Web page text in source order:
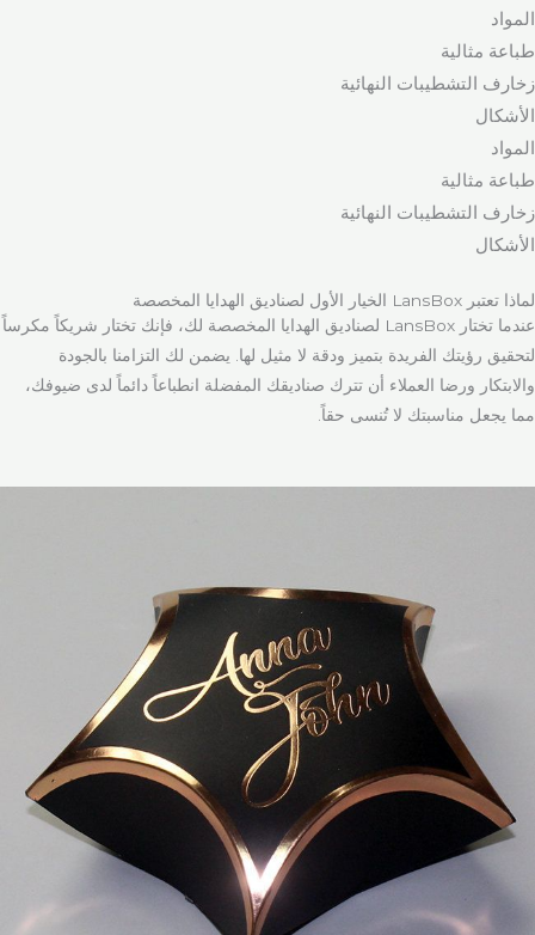
المواد
طباعة مثالية
زخارف التشطيبات النهائية
الأشكال
المواد
طباعة مثالية
زخارف التشطيبات النهائية
الأشكال
لماذا تعتبر LansBox الخيار الأول لصناديق الهدايا المخصصة
عندما تختار LansBox لصناديق الهدايا المخصصة لك، فإنك تختار شريكاً مكرساً
لتحقيق رؤيتك الفريدة بتميز ودقة لا مثيل لها. يضمن لك التزامنا بالجودة
والابتكار ورضا العملاء أن تترك صناديقك المفضلة انطباعاً دائماً لدى ضيوفك،
مما يجعل مناسبتك لا تُنسى حقاً.